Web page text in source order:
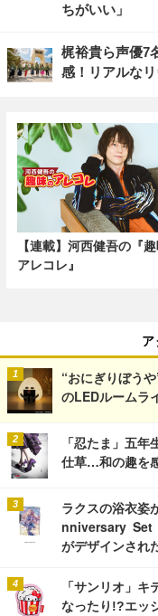
ちがいい」
梶裕貴ら声優7
感！リアルな
【連載】河西健吾の『
アレコレ』
“おにぎりぼう
のLEDルームラ
「忍たま」五年
仕草…和の趣を
ラクスの浴衣姿
nniversary Set
がデザインされ
「サンリオ」
なったり!?エッ